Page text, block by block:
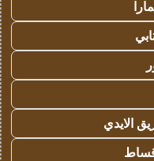
الايدي